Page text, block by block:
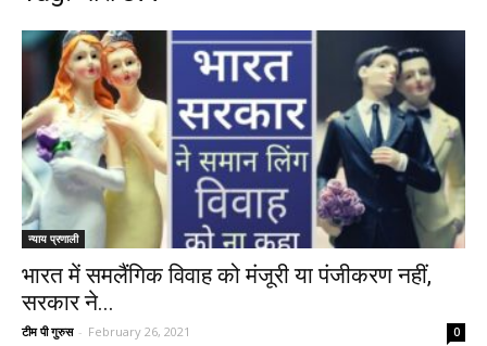
न्याय प्रणाली
भारत में समलैंगिक विवाह को मंजूरी या पंजीकरण नहीं,
सरकार ने...
टीम पी गुरुस - February 26, 2021 0